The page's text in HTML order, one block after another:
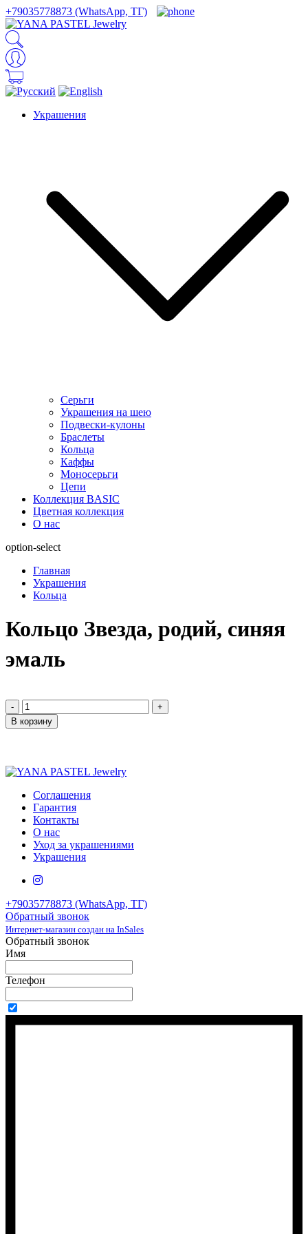
+79035778873 (WhatsApp, ТГ)
Украшения
Серьги
Украшения на шею
Подвески-кулоны
Браслеты
Кольца
Каффы
Моносерьги
Цепи
Коллекция BASIC
Цветная коллекция
О нас
option-select
Главная
Украшения
Кольца
Кольцо Звезда, родий, синяя
эмаль
-
+
В корзину
Соглашения
Гарантия
Контакты
О нас
Уход за украшениями
Украшения
+79035778873 (WhatsApp, ТГ)
Обратный звонок
Интернет-магазин создан на InSales
Обратный звонок
Имя
Телефон